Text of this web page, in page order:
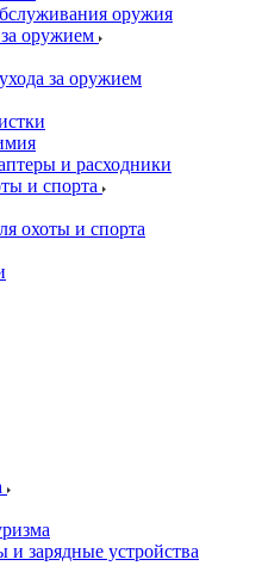
оружия
оружием
за оружием
и расходники
и спорта
охоты и спорта
и зарядные устройства